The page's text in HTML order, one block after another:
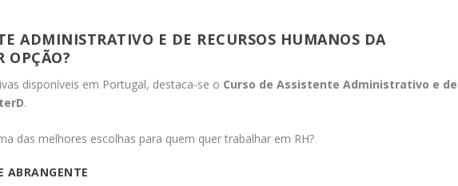
ADMINISTRATIVO E DE RECURSOS HUMANOS DA
OPÇÃO?
disponíveis em Portugal, destaca-se o Curso de Assistente Administrativo e de
.
das melhores escolhas para quem quer trabalhar em RH?
ABRANGENTE